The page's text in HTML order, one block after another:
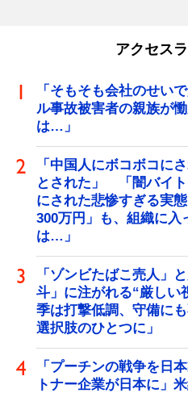
アクセス
「そもそも会社のせい
ル事故被害者の親族が
は…」
「中国人にボコボコに
とされた」 「闇バイ
にされた悲惨すぎる実
300万円」も、組織に入
は…」
「ゾンビたばこ売人」
斗」に注がれる“厳し
季は打撃低調、守備に
選択肢のひとつに」
「プーチンの戦争を日
トナー企業が日本に」